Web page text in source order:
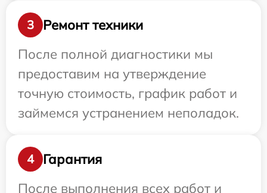
3
Ремонт техники
После полной диагностики мы
предоставим на утверждение
точную стоимость, график работ и
займемся устранением неполадок.
4
Гарантия
После выполнения всех работ и